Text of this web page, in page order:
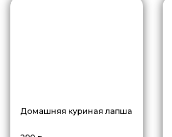
Домашняя куриная лапша